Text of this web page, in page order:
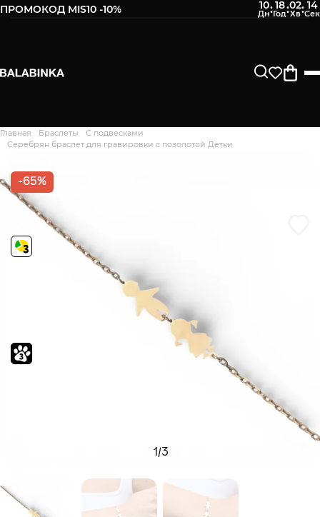
ПРОМОКОД MIS10 -10% 10:18:02: 13
Главная Браслеты
С подвесками
Серебрян браслет для гравировки с позолотой Детки
1/3
-65%
Дякуємо. Ваш відгук
відправлено на модерацію
отправлено СМС о его наличии в нашем магазине.